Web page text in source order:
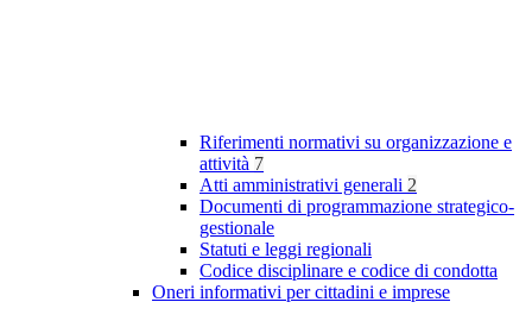
Riferimenti normativi su organizzazione e
attività 7
Atti amministrativi generali 2
Documenti di programmazione strategico-
gestionale
Statuti e leggi regionali
Codice disciplinare e codice di condotta
Oneri informativi per cittadini e imprese